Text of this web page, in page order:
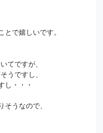
とで嬉しいです。
てですが、
うですし、
し・・・
そうなので、